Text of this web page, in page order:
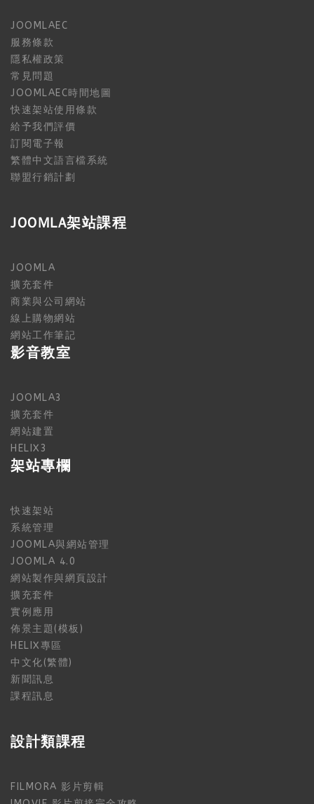
JOOMLAEC
服務條款
隱私權政策
常見問題
JOOMLAEC時間地圖
快速架站使用條款
給予我們評價
訂閱電子報
繁體中文語言檔系統
聯盟行銷計劃
JOOMLA架站課程
JOOMLA
擴充套件
商業與公司網站
線上購物網站
網站工作筆記
影音教室
JOOMLA3
擴充套件
網站建置
HELIX3
架站專欄
快速架站
系統管理
JOOMLA與網站管理
JOOMLA 4.0
網站製作與網頁設計
擴充套件
實例應用
佈景主題(模板)
HELIX專區
中文化(繁體)
新聞訊息
課程訊息
設計類課程
FILMORA 影片剪輯